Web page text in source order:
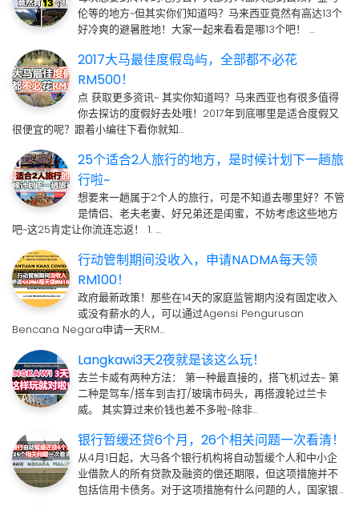
伦等的地方~但其实你们知道吗？马来西亚竟然有高达13个
好冷爽的避暑胜地！大家一起来看看是哪13个吧！ …
2017大马最佳度假岛屿，全部都不必花
RM500！
点 获取更多资讯~ 其实你知道吗？马来西亚也有很多值得
你去探访的度假好去处哦！2017年到底哪里是适合度假又
很便宜的呢？跟着小编往下看你就知…
25个适合2人旅行的地方，是时候计划下一趟旅
行啦~
想要来一趟属于2个人的旅行，可是不知道去哪里好？不管
是情侣、老夫老妻、好兄弟还是闺蜜，不妨考虑这些地方
吧~这25肯定让你流连忘返！ 1. …
行动管制期间没收入，申请NADMA每天领
RM100！
政府最新政策！那些在14天的家庭监管期内没有固定收入
或没有薪水的人，可以通过Agensi Pengurusan
Bencana Negara申请一天RM…
Langkawi3天2夜就是该这么玩！
去兰卡威有两种方法： 第一种最直接的，搭飞机过去~ 第
二种是驾车/搭车到吉打/玻璃市码头，再搭渡轮过兰卡
威。 其实算过来价钱也差不多啦~除非…
银行暂缓还贷6个月，26个相关问题一次看清！
从4月1日起，大马各个银行机构将自动暂缓个人和中小企
业借款人的所有贷款及融资的偿还期限，但这项措施并不
包括信用卡债务。对于这项措施有什么问题的人，国家银…